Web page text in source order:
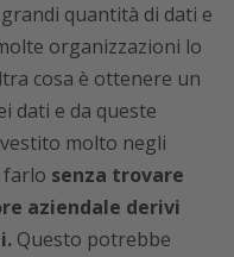
quantità di dati e
organizzazioni lo
cosa è ottenere un
dati e da queste
molto negli
senza trovare
aziendale derivi
Questo potrebbe